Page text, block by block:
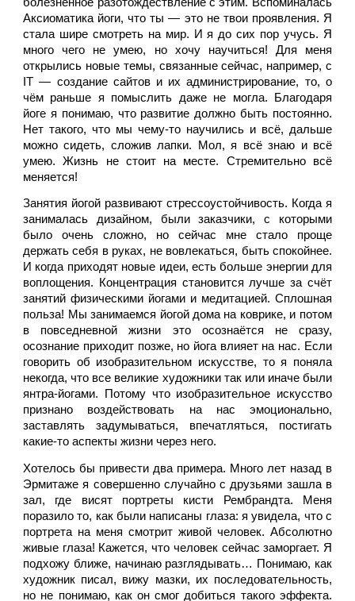
Аксиоматика йоги, что ты — это не твои проявления. Я
стала шире смотреть на мир. И я до сих пор учусь. Я
много чего не умею, но хочу научиться! Для меня
открылись новые темы, связанные сейчас, например, с
IT — создание сайтов и их администрирование, то, о
чём раньше я помыслить даже не могла. Благодаря
йоге я понимаю, что развитие должно быть постоянно.
Нет такого, что мы чему-то научились и всё, дальше
можно сидеть, сложив лапки. Мол, я всё знаю и всё
умею. Жизнь не стоит на месте. Стремительно всё
меняется!
Занятия йогой развивают стрессоустойчивость. Когда я
занималась дизайном, были заказчики, с которыми
было очень сложно, но сейчас мне стало проще
держать себя в руках, не вовлекаться, быть спокойнее.
И когда приходят новые идеи, есть больше энергии для
воплощения. Концентрация становится лучше за счёт
занятий физическими йогами и медитацией. Сплошная
польза! Мы занимаемся йогой дома на коврике, и потом
в повседневной жизни это осознаётся не сразу,
осознание приходит позже, но йога влияет на нас. Если
говорить об изобразительном искусстве, то я поняла
некогда, что все великие художники так или иначе были
янтра-йогами. Потому что изобразительное искусство
признано воздействовать на нас эмоционально,
заставлять задумываться, впечатляться, постигать
какие-то аспекты жизни через него.
Хотелось бы привести два примера. Много лет назад в
Эрмитаже я совершенно случайно с друзьями зашла в
зал, где висят портреты кисти Рембрандта. Меня
поразило то, как были написаны глаза: я увидела, что с
портрета на меня смотрит живой человек. Абсолютно
живые глаза! Кажется, что человек сейчас заморгает. Я
подхожу ближе, начинаю разглядывать… Понимаю, как
художник писал, вижу мазки, их последовательность,
но не понимаю, как он смог добиться такого эффекта.